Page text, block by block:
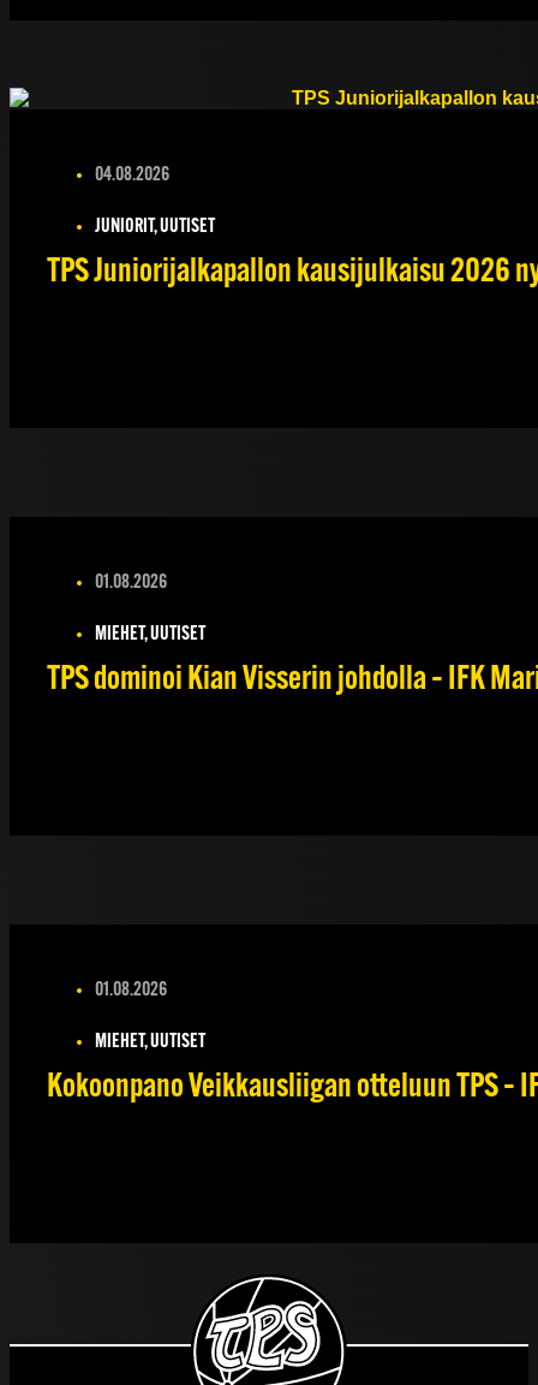
04.08.2026
JUNIORIT, UUTISET
TPS Juniorijalkapallon kausijulkaisu 2026
01.08.2026
MIEHET, UUTISET
TPS dominoi Kian Visserin johdolla – IFK
01.08.2026
MIEHET, UUTISET
Kokoonpano Veikkausliigan otteluun TPS –